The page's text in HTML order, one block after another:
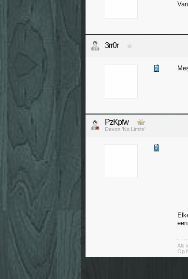
3rr0r
PzKpfw
Devon 'No Limits'
Als
Op